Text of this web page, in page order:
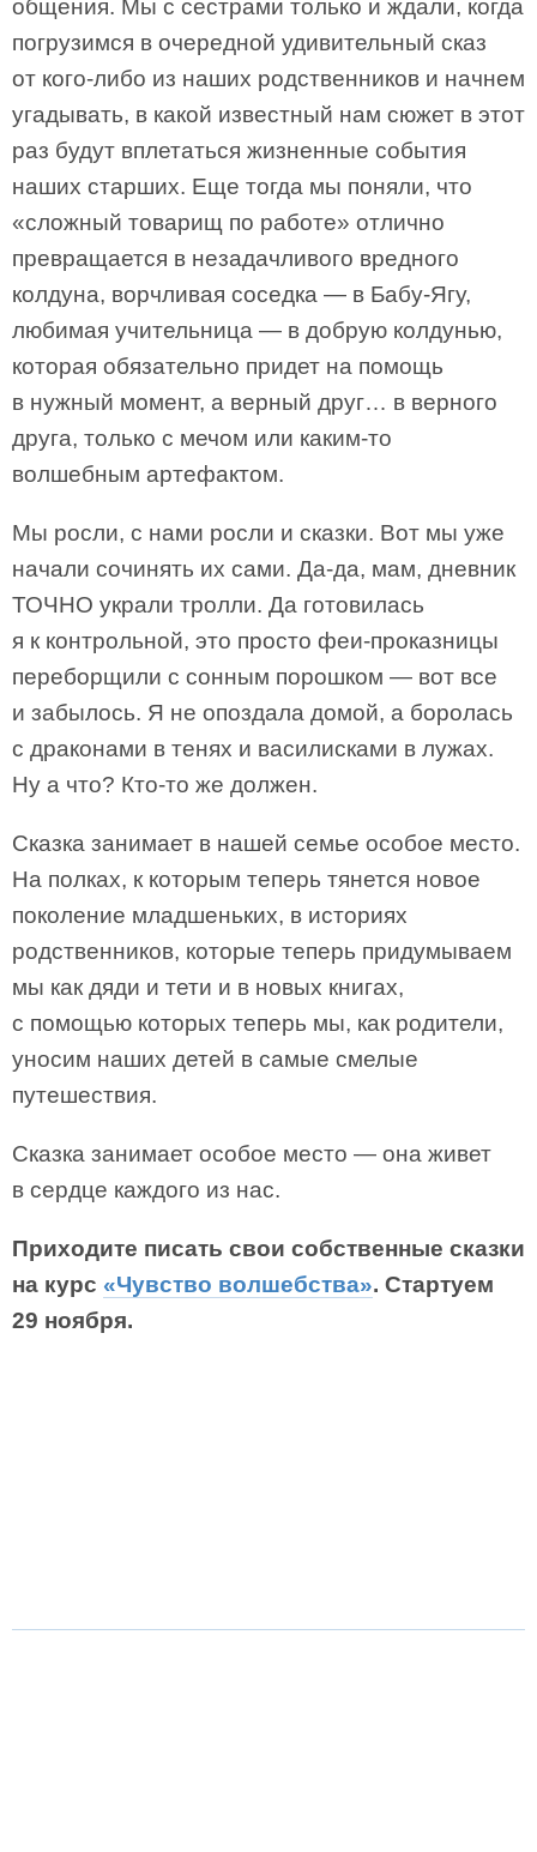
общения. Мы с сестрами только и ждали, когда
погрузимся в очередной удивительный сказ
от кого-либо из наших родственников и начнем
угадывать, в какой известный нам сюжет в этот
раз будут вплетаться жизненные события
наших старших. Еще тогда мы поняли, что
«сложный товарищ по работе» отлично
превращается в незадачливого вредного
колдуна, ворчливая соседка — в Бабу-Ягу,
любимая учительница — в добрую колдунью,
которая обязательно придет на помощь
в нужный момент, а верный друг… в верного
друга, только с мечом или каким-то
волшебным артефактом.
Мы росли, с нами росли и сказки. Вот мы уже
начали сочинять их сами. Да-да, мам, дневник
ТОЧНО украли тролли. Да готовилась
я к контрольной, это просто феи-проказницы
переборщили с сонным порошком — вот все
и забылось. Я не опоздала домой, а боролась
с драконами в тенях и василисками в лужах.
Ну а что? Кто-то же должен.
Сказка занимает в нашей семье особое место.
На полках, к которым теперь тянется новое
поколение младшеньких, в историях
родственников, которые теперь придумываем
мы как дяди и тети и в новых книгах,
с помощью которых теперь мы, как родители,
уносим наших детей в самые смелые
путешествия.
Сказка занимает особое место — она живет
в сердце каждого из нас.
Приходите писать свои собственные сказки
на курс «Чувство волшебства». Стартуем
29 ноября.